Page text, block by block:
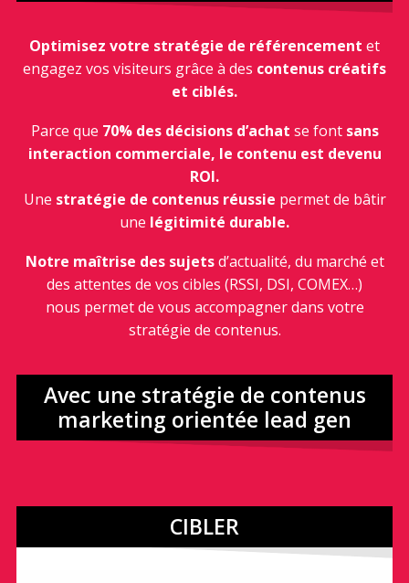
Optimisez votre stratégie de référencement et
engagez vos visiteurs grâce à des contenus créatifs
et ciblés.
Parce que 70% des décisions d’achat se font sans
interaction commerciale, le contenu est devenu
ROI.
Une stratégie de contenus réussie permet de bâtir
une légitimité durable.
Notre maîtrise des sujetsd’actualité, du marché et
des attentes de vos cibles (RSSI, DSI, COMEX…)
nous permet de vous accompagner dans votre
stratégie de contenus.
Avec une stratégie de contenus
marketing orientée lead gen
CIBLER